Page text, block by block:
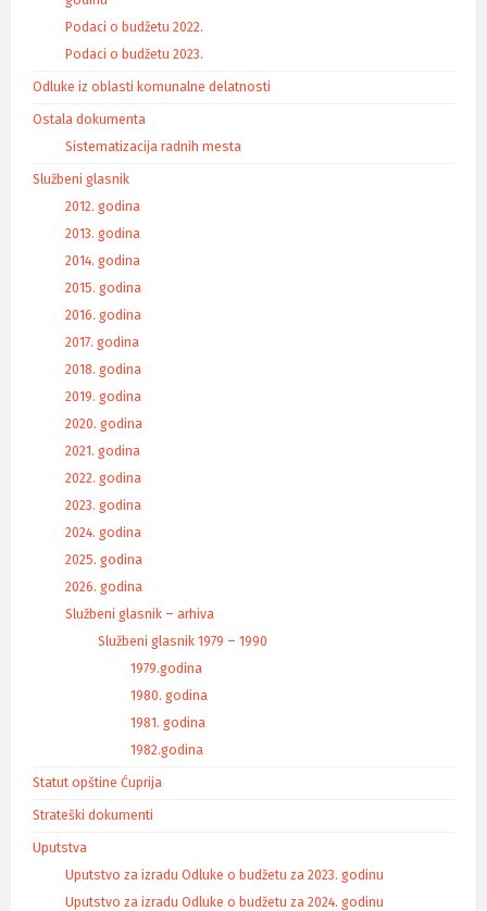
Podaci o budžetu 2022.
Podaci o budžetu 2023.
Odluke iz oblasti komunalne delatnosti
Ostala dokumenta
Sistematizacija radnih mesta
Službeni glasnik
2012. godina
2013. godina
2014. godina
2015. godina
2016. godina
2017. godina
2018. godina
2019. godina
2020. godina
2021. godina
2022. godina
2023. godina
2024. godina
2025. godina
2026. godina
Službeni glasnik – arhiva
Službeni glasnik 1979 – 1990
1979.godina
1980. godina
1981. godina
1982.godina
Statut opštine Ćuprija
Strateški dokumenti
Uputstva
Uputstvo za izradu Odluke o budžetu za 2023. godinu
Uputstvo za izradu Odluke o budžetu za 2024. godinu